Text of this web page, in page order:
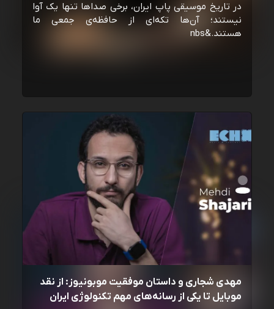
در تاریخ موسیقی پاپ ایران، برخی صداها تنها یک آوا
نیستند؛ آن‌ها تکه‌ای از حافظه‌ی جمعی ما
هستند.&nbs
مهدی شجاری و داستان موفقیت موبونیوز: از نقد
موبایل تا یکی از رسانه‌‌های مهم تکنولوژی ایران